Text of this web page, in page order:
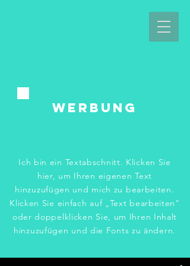
Werbung
Ich bin ein Textabschnitt. Klicken Sie
hier, um Ihren eigenen Text
hinzuzufügen und mich zu bearbeiten.
Klicken Sie einfach auf „Text bearbeiten“
oder doppelklicken Sie, um Ihren Inhalt
hinzuzufügen und die Fonts zu ändern.